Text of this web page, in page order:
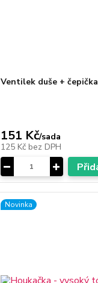
Ventilek duše +
151 Kč/sada
125 Kč bez DPH
Novinka